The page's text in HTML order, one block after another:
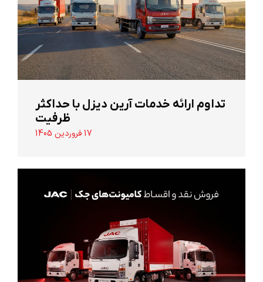
تداوم ارائه خدمات آرین دیزل با حداکثر
ظرفیت
17 فروردین 1405